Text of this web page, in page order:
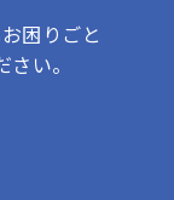
困りごと
い。